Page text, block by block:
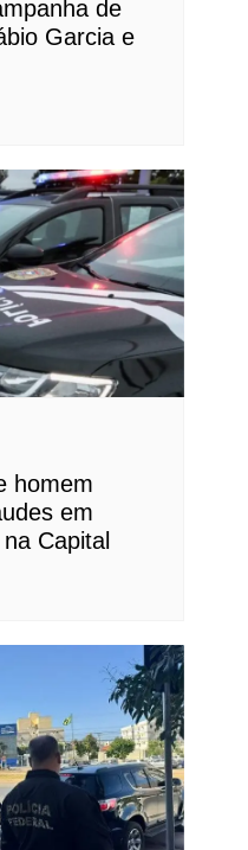
de
Garcia e
homem
em
Capital